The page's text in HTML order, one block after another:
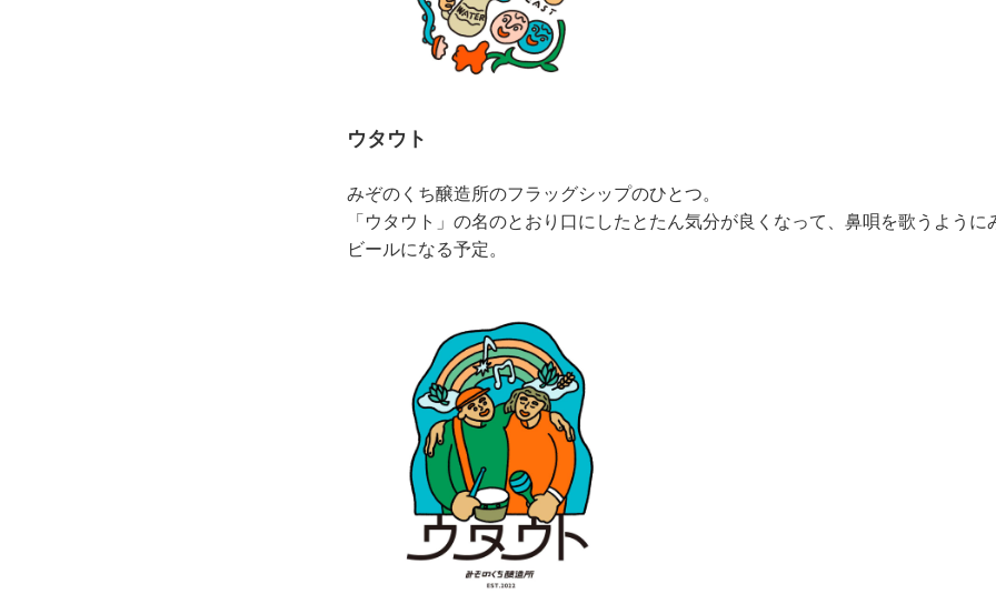
ウタウト
みぞのくち醸造所のフラッグシップのひとつ。
「ウタウト」の名のとおり口にしたとたん気分が良くなって、鼻唄を歌うように
ビールになる予定。